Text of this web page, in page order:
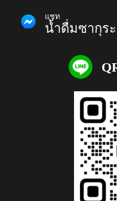
แชท
น้ำดื่มซากุระ